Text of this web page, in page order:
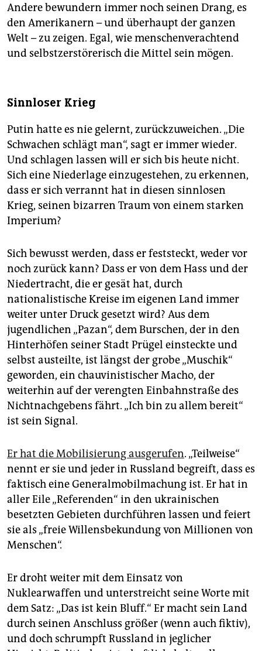
Andere bewundern immer noch seinen Drang, es
den Amerikanern – und überhaupt der ganzen
Welt – zu zeigen. Egal, wie menschenverachtend
und selbstzerstörerisch die Mittel sein mögen.
Sinnloser Krieg
Putin hatte es nie gelernt, zurückzuweichen. „Die
Schwachen schlägt man“, sagt er immer wieder.
Und schlagen lassen will er sich bis heute nicht.
Sich eine Niederlage einzugestehen, zu erkennen,
dass er sich verrannt hat in diesen sinnlosen
Krieg, seinen bizarren Traum von einem starken
Imperium?
Sich bewusst werden, dass er feststeckt, weder vor
noch zurück kann? Dass er von dem Hass und der
Niedertracht, die er gesät hat, durch
nationalistische Kreise im eigenen Land immer
weiter unter Druck gesetzt wird? Aus dem
jugendlichen „Pazan“, dem Burschen, der in den
Hinterhöfen seiner Stadt Prügel einsteckte und
selbst austeilte, ist längst der grobe „Muschik“
geworden, ein chauvinistischer Macho, der
weiterhin auf der verengten Einbahnstraße des
Nichtnachgebens fährt. „Ich bin zu allem bereit“
ist sein Signal.
Er hat die Mobilisierung ausgerufen. „Teilweise“
nennt er sie und jeder in Russland begreift, dass es
faktisch eine Generalmobilmachung ist. Er hat in
aller Eile „Referenden“ in den ukrainischen
besetzten Gebieten durchführen lassen und feiert
sie als „freie Willensbekundung von Millionen von
Menschen“.
Er droht weiter mit dem Einsatz von
Nuklearwaffen und unterstreicht seine Worte mit
dem Satz: „Das ist kein Bluff.“ Er macht sein Land
durch seinen Anschluss größer (wenn auch fiktiv),
und doch schrumpft Russland in jeglicher